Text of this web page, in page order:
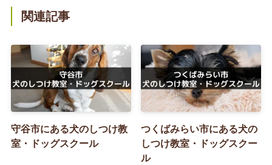
関連記事
守谷市にある犬のしつけ教
室・ドッグスクール
つくばみらい市にある犬の
しつけ教室・ドッグスクー
ル